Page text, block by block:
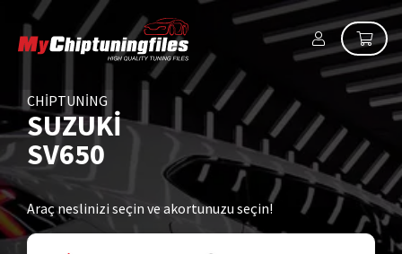
CHIPTUNING
SUZUKI
SV650
Araç neslinizi seçin ve akortunuzu seçin!